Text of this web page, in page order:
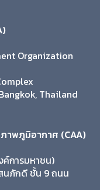
Organization
Thailand
าพภูมิอากาศ (CAA)
ค์การมหาชน)
นภักดี ชั้น 9 ถนน